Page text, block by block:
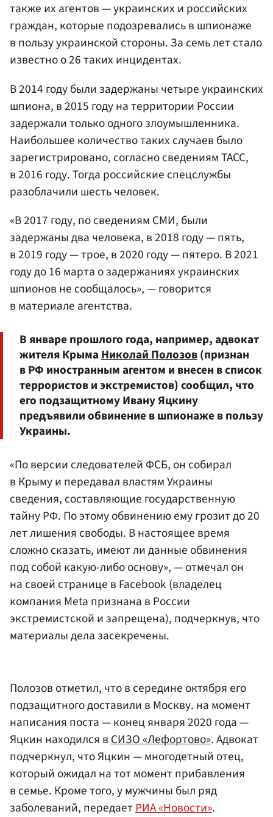
также их агентов — украинских и российских
граждан, которые подозревались в шпионаже
в пользу украинской стороны. За семь лет стало
известно о 26 таких инцидентах.
В 2014 году были задержаны четыре украинских
шпиона, в 2015 году на территории России
задержали только одного злоумышленника.
Наибольшее количество таких случаев было
зарегистрировано, согласно сведениям ТАСС,
в 2016 году. Тогда российские спецслужбы
разоблачили шесть человек.
«В 2017 году, по сведениям СМИ, были
задержаны два человека, в 2018 году — пять,
в 2019 году — трое, в 2020 году — пятеро. В 2021
году до 16 марта о задержаниях украинских
шпионов не сообщалось», — говорится
в материале агентства.
В январе прошлого года, например, адвокат
жителя КрымаНиколай Полозов(признан
в РФ иностранным агентом и внесен в список
террористов и экстремистов) сообщил, что
его подзащитному Ивану Яцкину
предъявили обвинение в шпионаже в пользу
Украины.
«По версии следователей ФСБ, он собирал
в Крыму и передавал властям Украины
сведения, составляющие государственную
тайну РФ. По этому обвинению ему грозит до 20
лет лишения свободы. В настоящее время
сложно сказать, имеют ли данные обвинения
под собой какую-либо основу», — отмечал он
на своей странице в Facebook (владелец
компания Meta признана в России
экстремистской и запрещена), подчеркнув, что
материалы дела засекречены.
Полозов отметил, что в середине октября его
подзащитного доставили в Москву. на момент
написания поста — конец января 2020 года —
Яцкин находился вСИЗО «Лефортово». Адвокат
подчеркнул, что Яцкин — многодетный отец,
который ожидал на тот момент прибавления
в семье. Кроме того, у мужчины был ряд
заболеваний, передаетРИА «Новости».